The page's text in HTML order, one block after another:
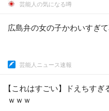
芸能人の気になる噂
広島弁の女の子かわいすぎ
芸能人ニュース速報
【これはすごい】ドえちすぎ
ｗｗｗ